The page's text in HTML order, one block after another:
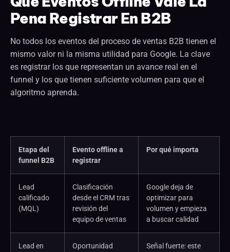
Pena Registrar En B2B
No todos los eventos del proceso de ventas B2B tienen el
mismo valor ni la misma utilidad para Google. La clave
es registrar los que representan un avance real en el
funnel y los que tienen suficiente volumen para que el
algoritmo aprenda.
Etapa del
funnel B2B
Evento offline a
registrar
Por qué importa
Lead
calificado
(MQL)
Clasificación
desde el CRM tras
revisión del
equipo de ventas
Google deja de
optimizar para
volumen y empieza
a buscar calidad
Lead en
Oportunidad
Señal fuerte: este